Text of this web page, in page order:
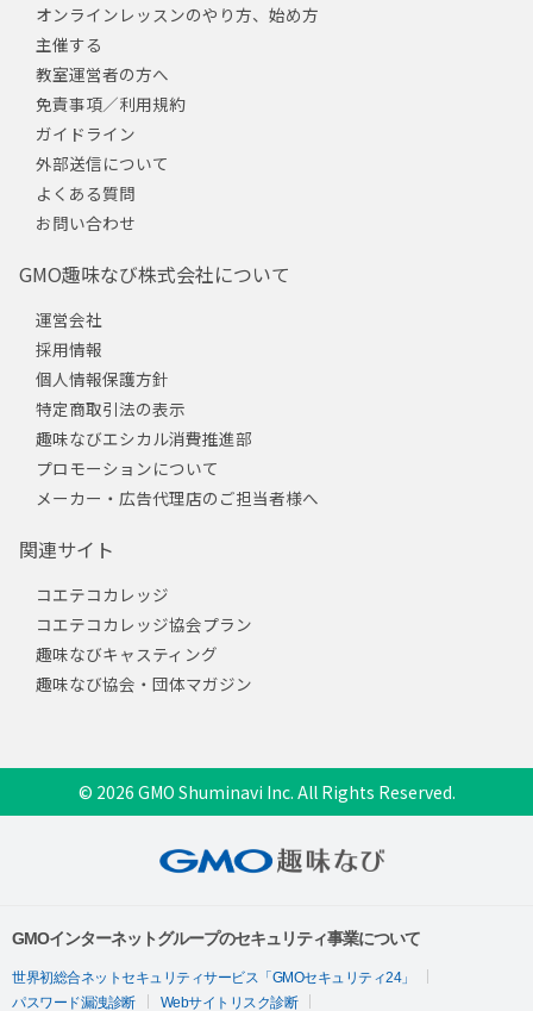
オンラインレッスンのやり方、始め方
主催する
教室運営者の方へ
免責事項／利用規約
ガイドライン
外部送信について
よくある質問
お問い合わせ
GMO趣味なび株式会社について
運営会社
採用情報
個人情報保護方針
特定商取引法の表示
趣味なびエシカル消費推進部
プロモーションについて
メーカー・広告代理店のご担当者様へ
関連サイト
コエテコカレッジ
コエテコカレッジ協会プラン
趣味なびキャスティング
趣味なび協会・団体マガジン
© 2026 GMO Shuminavi Inc. All Rights Reserved.